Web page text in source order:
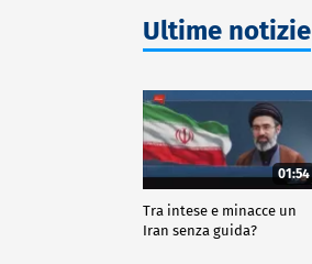
Ultime notizie
01:54
Tra intese e minacce un
Iran senza guida?